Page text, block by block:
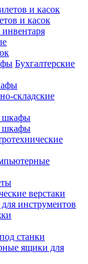
и касок
Бухгалтерские
складские
шкафы
шкафы
верстаки
инструментов
станки
ящики для